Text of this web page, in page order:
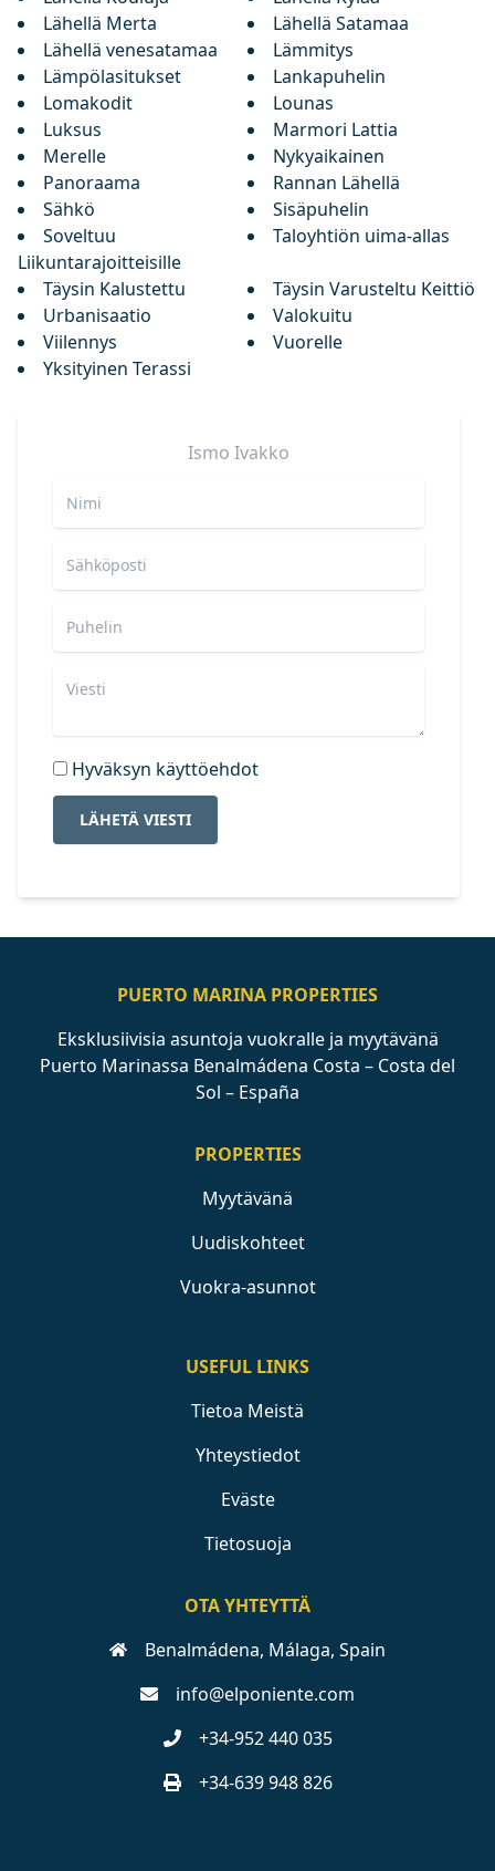
Lähellä Merta
Lähellä Satamaa
Lähellä venesatamaa
Lämmitys
Lämpölasitukset
Lankapuhelin
Lomakodit
Lounas
Luksus
Marmori Lattia
Merelle
Nykyaikainen
Panoraama
Rannan Lähellä
Sähkö
Sisäpuhelin
Soveltuu
Liikuntarajoitteisille
Taloyhtiön uima-allas
Täysin Kalustettu
Täysin Varusteltu Keittiö
Urbanisaatio
Valokuitu
Viilennys
Vuorelle
Yksityinen Terassi
Ismo Ivakko
Hyväksyn käyttöehdot
LÄHETÄ VIESTI
PUERTO MARINA PROPERTIES
Eksklusiivisia asuntoja vuokralle ja myytävänä
Puerto Marinassa Benalmádena Costa – Costa del
Sol – España
PROPERTIES
Myytävänä
Uudiskohteet
Vuokra-asunnot
USEFUL LINKS
Tietoa Meistä
Yhteystiedot
Eväste
Tietosuoja
OTA YHTEYTTÄ
Benalmádena, Málaga, Spain
info@elponiente.com
+34-952 440 035
+34-639 948 826